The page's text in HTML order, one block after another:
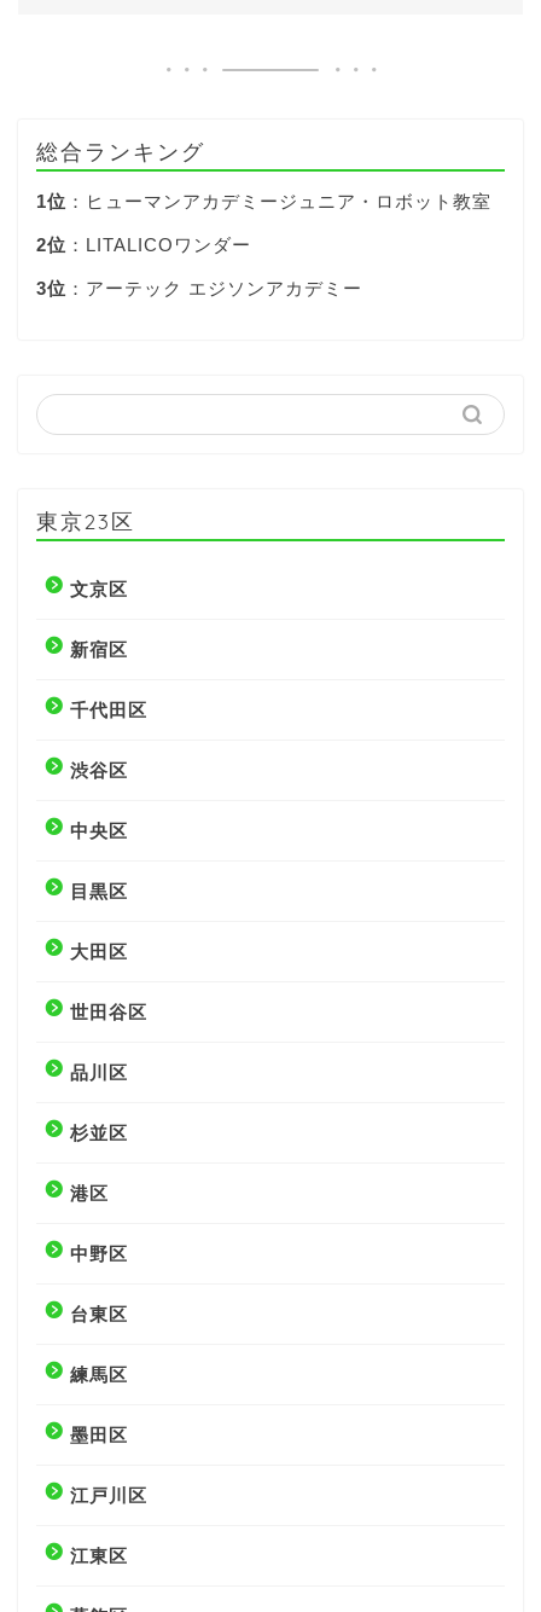
総合ランキング
1位 ：ヒューマンアカデミージュニア・ロボット教室
2位 ：LITALICOワンダー
3位 ：アーテック エジソンアカデミー
東京23区
文京区
新宿区
千代田区
渋谷区
中央区
目黒区
大田区
世田谷区
品川区
杉並区
港区
中野区
台東区
練馬区
墨田区
江戸川区
江東区